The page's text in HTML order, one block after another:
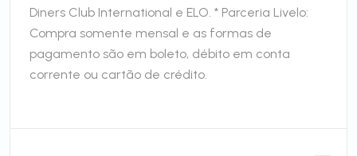
Diners Club International e ELO. * Parceria Livelo:
Compra somente mensal e as formas de
pagamento são em boleto, débito em conta
corrente ou cartão de crédito.